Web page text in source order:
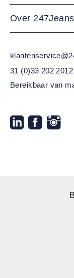
Over 247Jeans
31 (0)33 202 2012
Bereikbaar van